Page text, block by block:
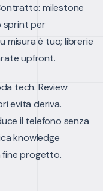
milestone
sprint per
misura è tuo; librerie
upfront.
tech. Review
evita deriva.
il telefono senza
knowledge
fine progetto.